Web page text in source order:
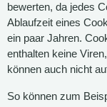
bewerten, da jedes
Ablaufzeit eines
ein paar Jahren.
enthalten keine
können auch nicht
So können zum